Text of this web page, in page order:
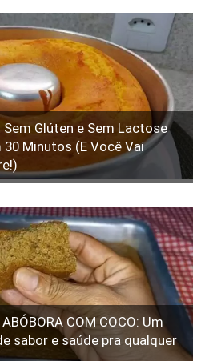
Glúten e Sem Lactose
Minutos (E Você Vai
COM COCO: Um
sabor e saúde pra qualquer